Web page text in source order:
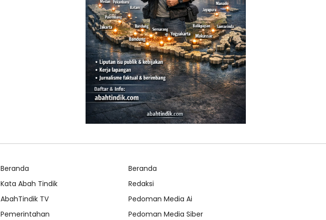
Beranda
Kata Abah Tindik
AbahTindik TV
Pemerintahan
Beranda
Redaksi
Pedoman Media Ai
Pedoman Media Siber